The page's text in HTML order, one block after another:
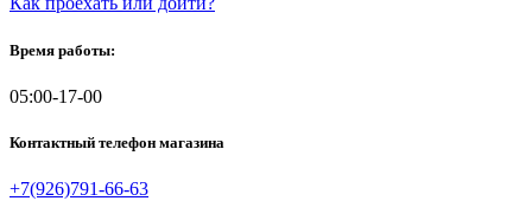
Время работы:
05:00-17-00
Контактный телефон магазина
+7(926)791-66-63